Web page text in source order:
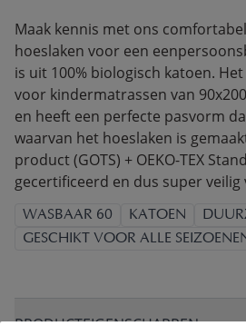
Maak kennis met ons
hoeslaken voor een
is uit 100% biologisch katoen.
voor kindermatrassen van
en heeft een perfecte pasvorm
waarvan het hoeslaken is
product (GOTS) + OEKO-TEX
gecertificeerd en dus super veilig
WASBAAR 60 KATOEN
GESCHIKT VOOR ALLE
PRODUCTEIGENSCHAPPEN